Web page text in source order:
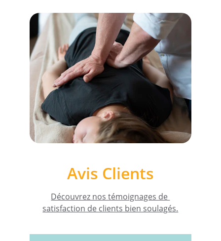
Avis Clients
Découvrez nos témoignages de
satisfaction de clients bien soulagés.